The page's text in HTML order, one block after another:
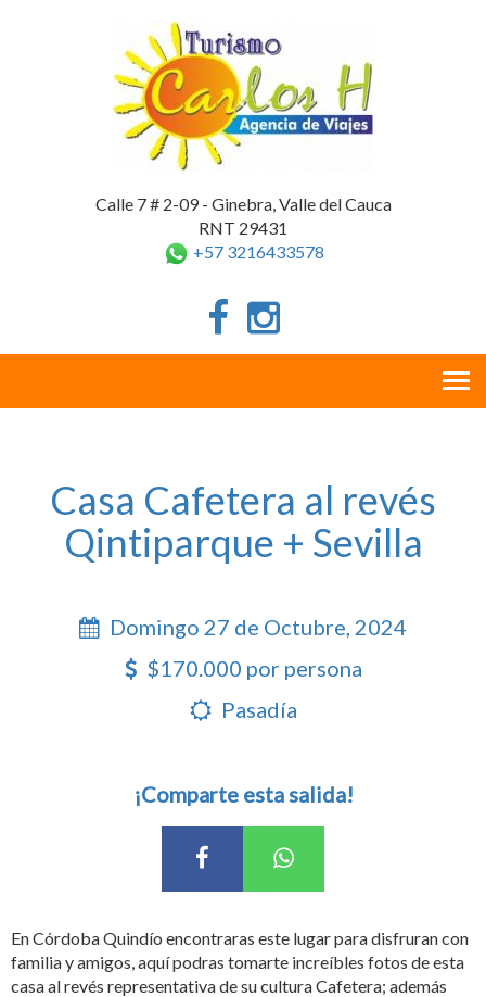
Calle 7 # 2-09 - Ginebra, Valle del Cauca
RNT 29431
+57 3216433578
Casa Cafetera al revés
Qintiparque + Sevilla
Domingo 27 de Octubre, 2024
$170.000 por persona
Pasadía
¡Comparte esta salida!
En Córdoba Quindío encontraras este lugar para disfruran con
familia y amigos, aquí podras tomarte increíbles fotos de esta
casa al revés representativa de su cultura Cafetera; además